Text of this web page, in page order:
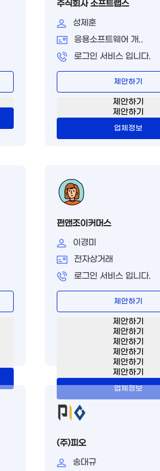
주식회사 소프트랩스
성제훈
응용소프트웨어 개..
로그인 서비스 입니다.
제안하기
제안하기
제안하기
업체정보
펀앤조이커머스
이경미
전자상거래
로그인 서비스 입니다.
제안하기
제안하기
제안하기
제안하기
제안하기
제안하기
제안하기
업체정보
(주)피오
송대규